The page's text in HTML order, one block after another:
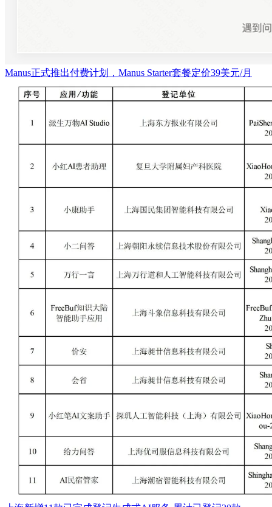
Manus正式推出付费计划，Manus Starter套餐定价39美元/月